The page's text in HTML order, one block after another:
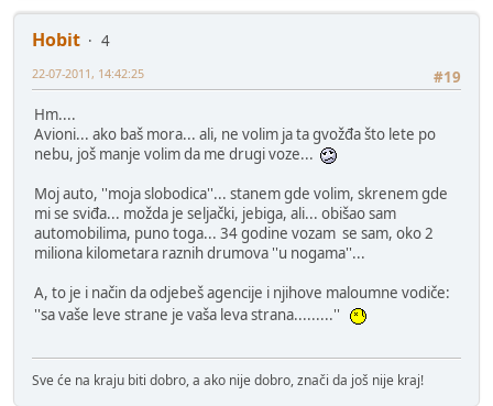
Hobit
4
#19
22-07-2011, 14:42:25
Hm....
Avioni... ako baš mora... ali, ne volim ja ta gvožđa što lete po
nebu, još manje volim da me drugi voze...
Moj auto, ''moja slobodica''... stanem gde volim, skrenem gde
mi se sviđa... možda je seljački, jebiga, ali... obišao sam
automobilima, puno toga... 34 godine vozam se sam, oko 2
miliona kilometara raznih drumova ''u nogama''...
A, to je i način da odjebeš agencije i njihove maloumne vodiče:
''sa vaše leve strane je vaša leva strana.........''
Sve će na kraju biti dobro, a ako nije dobro, znači da još nije kraj!